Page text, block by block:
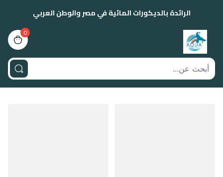
الرائدة بالديكورات المائية في مصر والوطن العربي
0
bag